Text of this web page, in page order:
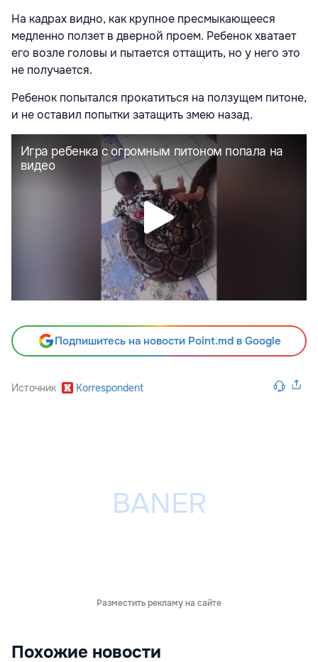
На кадрах видно, как крупное пресмыкающееся
медленно ползет в дверной проем. Ребенок хватает
его возле головы и пытается оттащить, но у него это
не получается.
Ребенок попытался прокатиться на ползущем питоне,
и не оставил попытки затащить змею назад.
Подпишитесь на новости Point.md в Google
Источник Korrespondent
Разместить рекламу на сайте
Похожие новости